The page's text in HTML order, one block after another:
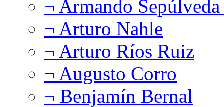
¬ Armando
¬ Arturo Nahle
¬ Arturo Ríos Ruiz
¬ Augusto Corro
¬ Benjamín Bernal